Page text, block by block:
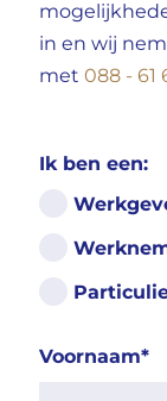
in en wij
met 088 - 61
Ik ben een:
Voornaam*